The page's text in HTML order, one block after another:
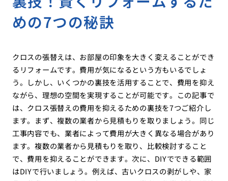
めの7つの秘訣
クロスの張替えは、お部屋の印象を大きく変えることができ
るリフォームです。費用が気になるという方もいるでしょ
う。しかし、いくつかの裏技を活用することで、費用を抑え
ながら、理想の空間を実現することが可能です。この記事で
は、クロス張替えの費用を抑えるための裏技を7つご紹介し
ます。まず、複数の業者から見積もりを取りましょう。同じ
工事内容でも、業者によって費用が大きく異なる場合があり
ます。複数の業者から見積もりを取り、比較検討すること
で、費用を抑えることができます。次に、DIYでできる範囲
はDIYで行いましょう。例えば、古いクロスの剥がしや、家